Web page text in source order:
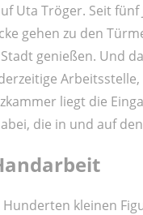
Uta Tröger. Seit fünf
gehen zu den
genießen. Und
liegt die
die in und auf
kleinen